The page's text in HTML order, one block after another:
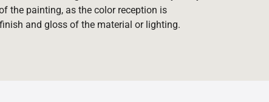
the painting, as the color reception is
and gloss of the material or lighting.